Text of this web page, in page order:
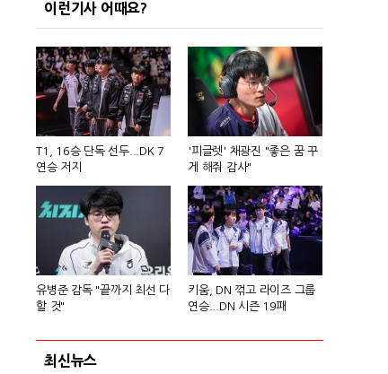
이런기사 어때요?
T1, 16승 단독 선두...DK 7
연승 저지
'피글렛' 채광진 "좋은 꿈 꾸
게 해줘 감사"
유병준 감독 "끝까지 최선 다
할 것"
키움, DN 꺾고 라이즈 그룹
연승...DN 시즌 19패
최신뉴스